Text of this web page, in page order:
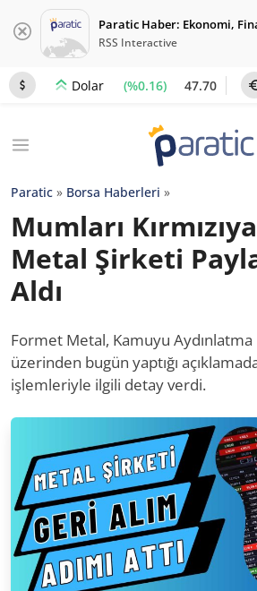
Paratic Haber: Ekonomi,
RSS Interactive
Dolar (%0.16) 47.70
Paratic » Borsa Haberleri »
Mumları
Metal Şirketi
Aldı
Formet Metal, Kamuyu
üzerinden bugün yaptığı
işlemleriyle ilgili detay verdi.